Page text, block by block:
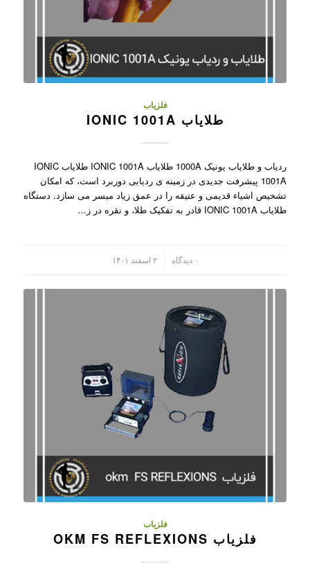
فلزیاب
طلایاب IONIC 1001A
ردیاب و طلایاب یونیک 1000A طلایاب IONIC 1001A طلایاب IONIC
1001A پیشرفت جدیدی در زمینه ی ردیابی دوربرد است، که امکان
تشخیص اشیاء قدیمی و عتیقه را در عمق زیاد میسر می سازد. دستگاه
طلایاب IONIC 1001A قادر به تفکیک طلا، و نقره در ز…
۰ دیدگاه ۲ اسفند ۱۴۰۱
فلزیاب
فلزیاب OKM FS REFLEXIONS